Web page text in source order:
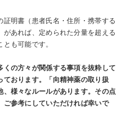
明書（患者氏名・住所・携帯する
あれば、定められた分量を超える
も可能です。
の方々が関係する事項を抜粋して
おります。「向精神薬の取り扱
、様々なルールがあります。その点
ご参考にしていただければ幸いで